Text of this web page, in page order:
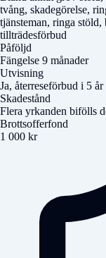
tvång, skadegörelse,
tjänsteman, ringa
tillträdesförbud
Påföljd
Fängelse 9 månader
Utvisning
Ja, återreseförbud i 5 år
Skadestånd
Flera yrkanden bifölls
Brottsofferfond
1 000 kr